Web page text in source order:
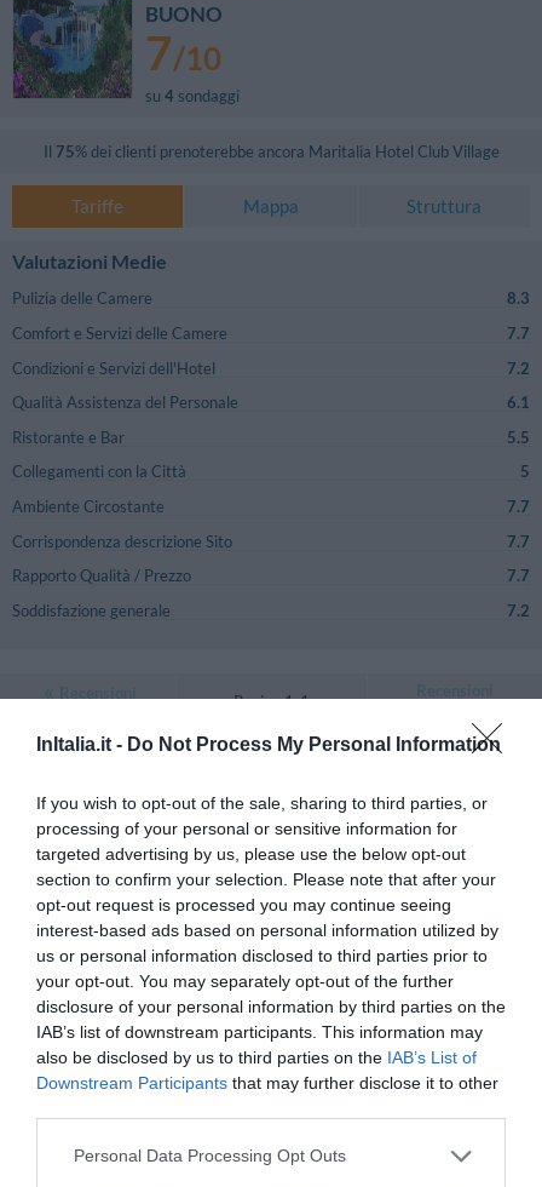
InItalia.it - Do Not Process My Personal Information
If you wish to opt-out of the sale, sharing to third parties, or
processing of your personal or sensitive information for
targeted advertising by us, please use the below opt-out
section to confirm your selection. Please note that after your
opt-out request is processed you may continue seeing
interest-based ads based on personal information utilized by
us or personal information disclosed to third parties prior to
your opt-out. You may separately opt-out of the further
disclosure of your personal information by third parties on the
IAB’s list of downstream participants. This information may
also be disclosed by us to third parties on the IAB’s List of
Downstream Participants that may further disclose it to other
Personal Data Processing Opt Outs
BUONO
7/10
su 4 sondaggi
Il 75% dei clienti prenoterebbe ancora Maritalia Hotel Club Village
Tariffe Mappa Struttura
Valutazioni Medie
Pulizia delle Camere
8.3
Comfort e Servizi delle Camere
7.7
Condizioni e Servizi dell'Hotel
7.2
Qualità Assistenza del Personale
6.1
Ristorante e Bar
5.5
Collegamenti con la Città
5
Ambiente Circostante
7.7
Corrispondenza descrizione Sito
7.7
Rapporto Qualità / Prezzo
7.7
Soddisfazione generale
7.2
Pagina 1-1
Coppia età media superiore ai 35 anni
Das Servie im Restaurant beim Frühstück nicht zuvorkommend, das
abgegessene Geschirr wurde sehr zögerlich abgeräumt, die Auswahl für 5
Sterne dürftig. Abendessen hatte eine geringe Auswahl, die Portionen
winzig, der Preis überzogen. Der Strand schön, das Zimmer -Suite klein.
Auserdem war es schwer zu finden, da La Dune von der Strasse nicht
angezeigt war, und wir nicht wußten,das es zu dem anderen Komplex
gehört.
Ritornerebbe in questo hotel?
NO
dettagli
Alessandro
Coppia età media superiore ai 35 anni
CARINO
6.6